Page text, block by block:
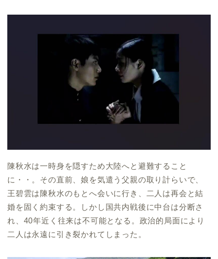
陳秋水は一時身を隠すため大陸へと避難すること
に・・。その直前、娘を気遣う父親の取り計らいで、
王碧雲は陳秋水のもとへ会いに行き、二人は再会と結
婚を固く約束する。しかし国共内戦後に中台は分断さ
れ、40年近く往来は不可能となる。政治的局面により
二人は永遠に引き裂かれてしまった。